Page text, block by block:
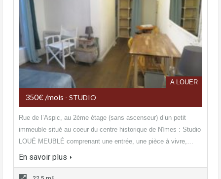
A LOUER
350€ /mois - STUDIO
Rue de l’Aspic, au 2ème étage (sans ascenseur) d’un petit
immeuble situé au coeur du centre historique de Nîmes : Studio
LOUÉ MEUBLÉ comprenant une entrée, une pièce à vivre,…
En savoir plus